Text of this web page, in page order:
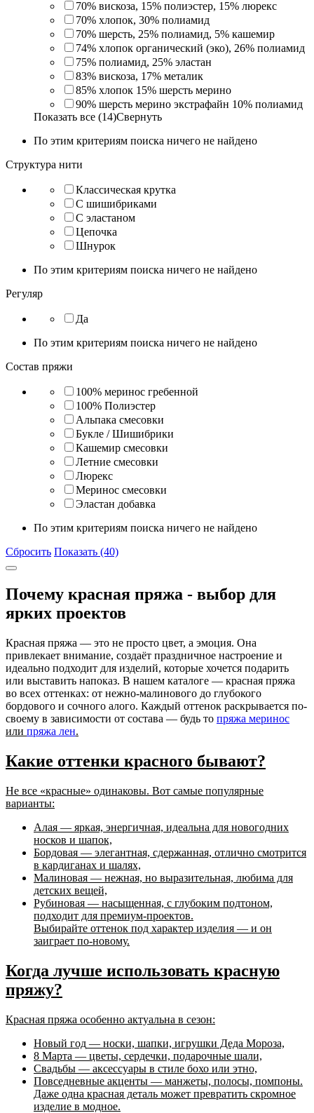
70% вискоза, 15% полиэстер, 15% люрекс
70% хлопок, 30% полиамид
70% шерсть, 25% полиамид, 5% кашемир
74% хлопок органический (эко), 26% полиамид
75% полиамид, 25% эластан
83% вискоза, 17% металик
85% хлопок 15% шерсть мерино
90% шерсть мерино экстрафайн 10% полиамид
Показать все (14)Свернуть
По этим критериям поиска ничего не найдено
Структура нити
Классическая крутка
С шишибриками
С эластаном
Цепочка
Шнурок
По этим критериям поиска ничего не найдено
Регуляр
Да
По этим критериям поиска ничего не найдено
Состав пряжи
100% меринос гребенной
100% Полиэстер
Альпака смесовки
Букле / Шишибрики
Кашемир смесовки
Летние смесовки
Люрекс
Меринос смесовки
Эластан добавка
По этим критериям поиска ничего не найдено
Сбросить Показать (40)
Почему красная пряжа - выбор для
ярких проектов
Красная пряжа — это не просто цвет, а эмоция. Она
привлекает внимание, создаёт праздничное настроение и
идеально подходит для изделий, которые хочется подарить
или выставить напоказ. В нашем каталоге — красная пряжа
во всех оттенках: от нежно-малинового до глубокого
бордового и сочного алого. Каждый оттенок раскрывается по-
своему в зависимости от состава — будь то пряжа меринос
или пряжа лен.
Какие оттенки красного бывают?
Не все «красные» одинаковы. Вот самые популярные
варианты:
Алая — яркая, энергичная, идеальна для новогодних
носков и шапок,
Бордовая — элегантная, сдержанная, отлично смотрится
в кардиганах и шалях,
Малиновая — нежная, но выразительная, любима для
детских вещей,
Рубиновая — насыщенная, с глубоким подтоном,
подходит для премиум-проектов.
Выбирайте оттенок под характер изделия — и он
заиграет по-новому.
Когда лучше использовать красную
пряжу?
Красная пряжа особенно актуальна в сезон:
Новый год — носки, шапки, игрушки Деда Мороза,
8 Марта — цветы, сердечки, подарочные шали,
Свадьбы — аксессуары в стиле бохо или этно,
Повседневные акценты — манжеты, полосы, помпоны.
Даже одна красная деталь может превратить скромное
изделие в модное.